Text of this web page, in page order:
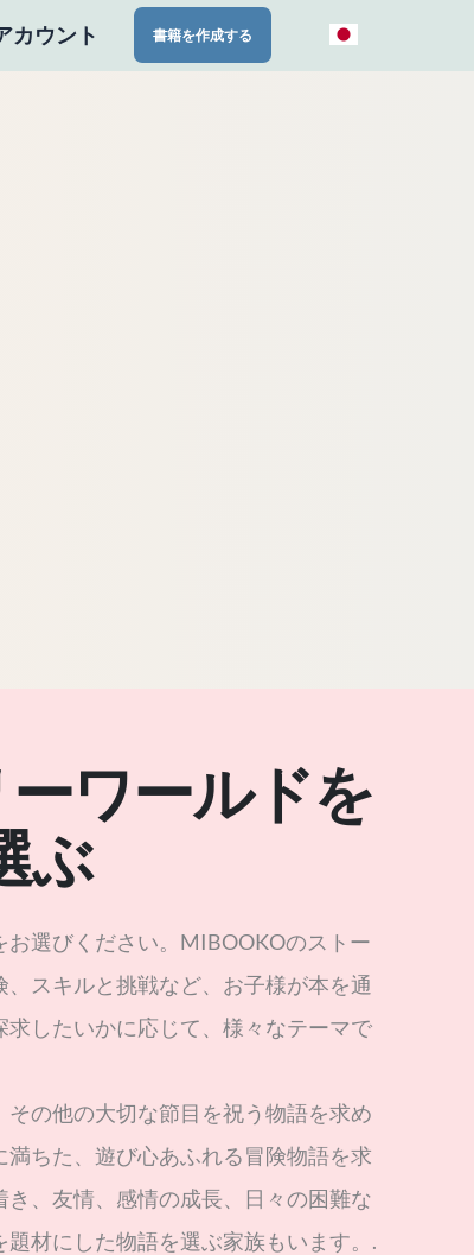
カウント 書籍を作成する
ワールドを
ぶ
選びください。MIBOOKOのストー
スキルと挑戦など、お子様が本を通
求したいかに応じて、様々なテーマで
の他の大切な節目を祝う物語を求め
ちた、遊び心あふれる冒険物語を求
、友情、感情の成長、日々の困難な
材にした物語を選ぶ家族もいます。.